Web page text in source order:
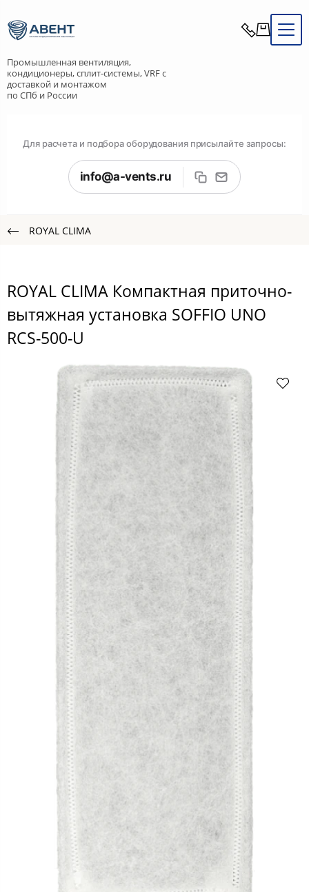
Промышленная вентиляция,
кондиционеры, сплит-системы, VRF с
доставкой и монтажом
по СПб и России
Для расчета и подбора оборудования присылайте запросы:
info@a-vents.ru
ROYAL CLIMA
ROYAL CLIMA Компактная приточно-
вытяжная установка SOFFIO UNO
RCS-500-U